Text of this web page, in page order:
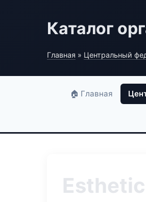
Каталог
Главная » Центральный
🏠 Главная